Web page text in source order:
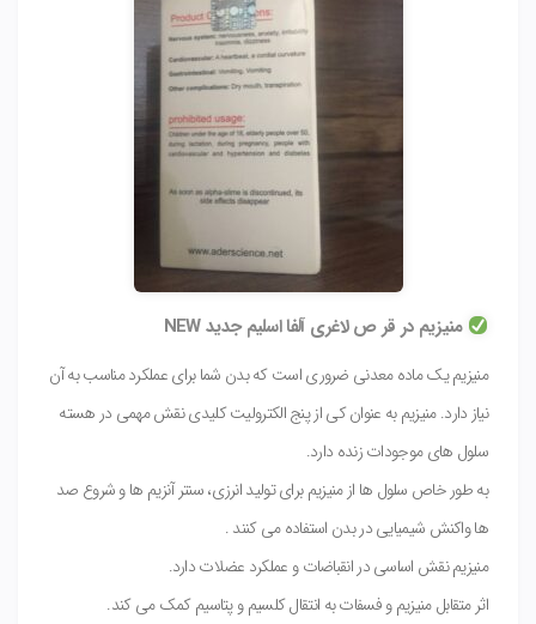
منیزیم در قر ص لاغری آلفا اسلیم جدید NEW
منیزیم یک ماده معدنی ضروری است که بدن شما برای عملکرد مناسب به آن
نیاز دارد. منیزیم به عنوان کی از پنج الکترولیت کلیدی نقش مهمی در هسته
سلول های موجودات زنده دارد.
به طور خاص سلول ها از منیزیم برای تولید انرزی، سنتر آنزیم ها و شروع صد
ها واکنش شیمیایی در بدن استفاده می کنند .
منیزیم نقش اساسی در انقباضات و عملکرد عضلات دارد.
اثر متقابل منیزیم و فسفات به انتقال کلسیم و پتاسیم کمک می کند.